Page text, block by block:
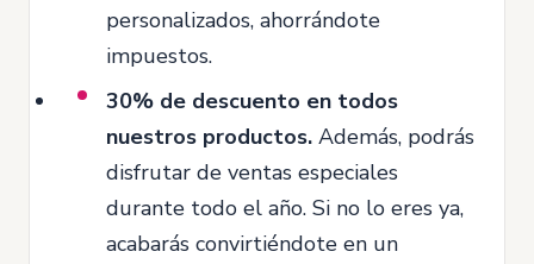
personalizados, ahorrándote
impuestos.
30% de descuento en todos
nuestros productos. Además, podrás
disfrutar de ventas especiales
durante todo el año. Si no lo eres ya,
acabarás convirtiéndote en un